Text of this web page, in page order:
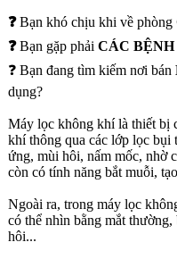
❓Bạn khó chịu khi về phòng
❓Bạn gặp phải CÁC
❓ Bạn đang tìm kiếm nơi bán
dụng?
Máy lọc không khí là thiết bị
khí thông qua các lớp lọc bụi
ứng, mùi hôi, nấm mốc, nhờ
còn có tính năng bắt muỗi,
Ngoài ra, trong máy lọc
có thể nhìn bằng mắt
hôi...